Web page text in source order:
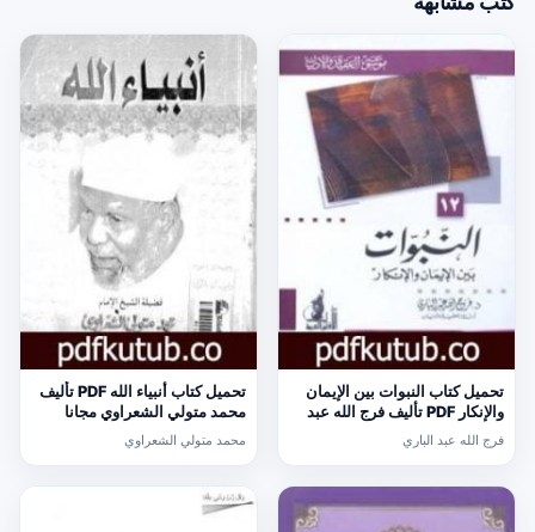
تحميل كتاب النبوات بين الإيمان
والإنكار PDF تأليف فرج الله عبد
الباري مجانا [كامل]
فرج الله عبد الباري
تحميل كتاب أنبياء الله PDF تأليف
محمد متولي الشعراوي مجانا
محمد متولي الشعراوي